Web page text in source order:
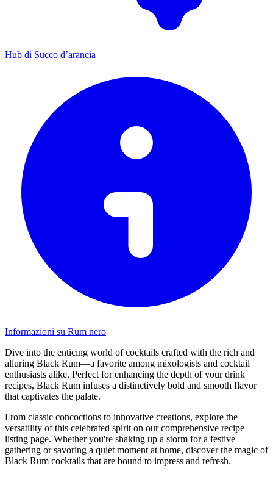
Hub di Succo d’arancia
Informazioni su Rum nero
Dive into the enticing world of cocktails crafted with the rich and
alluring Black Rum—a favorite among mixologists and cocktail
enthusiasts alike. Perfect for enhancing the depth of your drink
recipes, Black Rum infuses a distinctively bold and smooth flavor
that captivates the palate.
From classic concoctions to innovative creations, explore the
versatility of this celebrated spirit on our comprehensive recipe
listing page. Whether you're shaking up a storm for a festive
gathering or savoring a quiet moment at home, discover the magic of
Black Rum cocktails that are bound to impress and refresh.